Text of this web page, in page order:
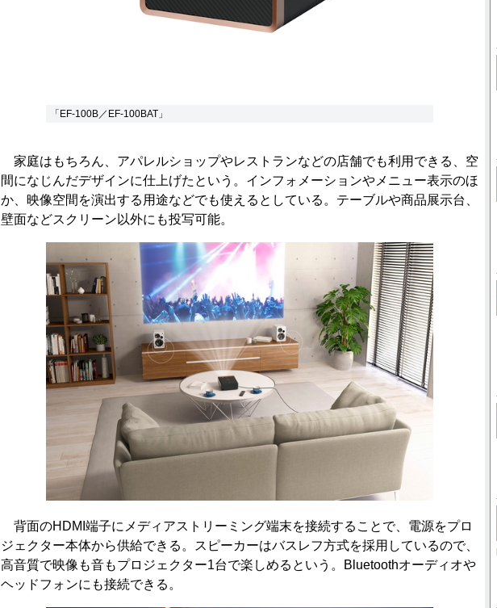
「EF-100B／EF-100BAT」
家庭はもちろん、アパレルショップやレストランなどの店舗でも利用できる、空
間になじんだデザインに仕上げたという。インフォメーションやメニュー表示のほ
か、映像空間を演出する用途などでも使えるとしている。テーブルや商品展示台、
壁面などスクリーン以外にも投写可能。
背面のHDMI端子にメディアストリーミング端末を接続することで、電源をプロ
ジェクター本体から供給できる。スピーカーはバスレフ方式を採用しているので、
高音質で映像も音もプロジェクター1台で楽しめるという。Bluetoothオーディオや
ヘッドフォンにも接続できる。